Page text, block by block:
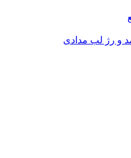
و رژ لب مدادی